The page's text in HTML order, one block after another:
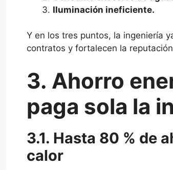
Iluminación ineficiente.
Y en los tres puntos, la ingeniería
contratos y fortalecen la
3. Ahorro
paga sola la
3.1. Hasta 80 % de
calor